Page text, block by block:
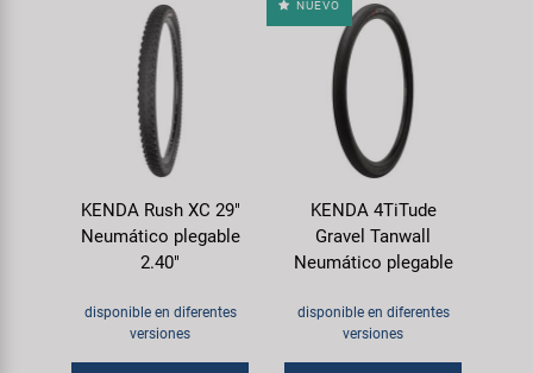
KENDA Rush XC 29"
Neumático plegable
2.40"
disponible en diferentes
versiones
NUEVO
KENDA 4TiTude
Gravel Tanwall
Neumático plegable
disponible en diferentes
versiones